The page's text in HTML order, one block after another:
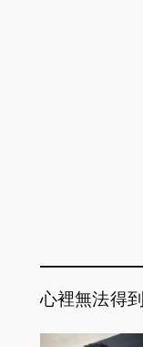
心裡無法得